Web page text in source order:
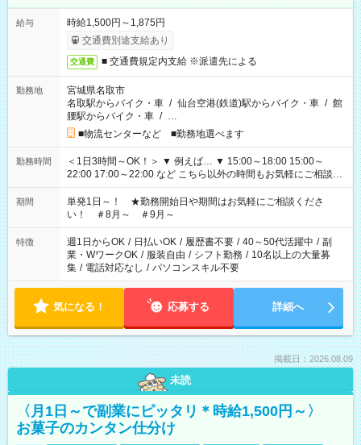
給与
時給1,500円～1,875円
交通費別途支給あり
交通費 ■ 交通費規定内支給 ※派遣先による
勤務地
宮城県名取市
名取駅からバイク・車 / 仙台空港(鉄道)駅からバイク・車 / 館
腰駅からバイク・車 / …
■物流センターなど ■勤務地選べます
勤務時間
＜1日3時間～OK！＞ ▼ 例えば… ▼ 15:00～18:00 15:00～
22:00 17:00～22:00 など こちら以外の時間もお気軽にご相談く
ださい！
期間
単発1日～！ ★勤務開始日や期間はお気軽にご相談くださ
い！ ＃8月～ ＃9月～
特徴 週1日からOK / 日払いOK / 履歴書不要 / 40～50代活躍中 / 副
業・WワークOK / 服装自由 / シフト勤務 / 10名以上の大量募
集 / 電話対応なし / パソコンスキル不要
気になる！ 応募する 詳細へ
掲載日：2026.08.09
未読
〈月1日～で副業にピッタリ＊時給1,500円～〉
お菓子のカンタン仕分け